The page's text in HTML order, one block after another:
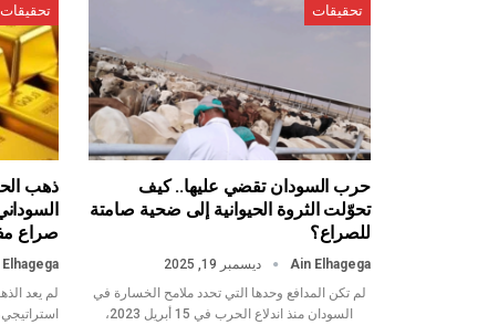
تحقيقات
حرب السودان تقضي عليها.. كيف
تحوّلت الثروة الحيوانية إلى ضحية صامتة
للصراع؟
Ain Elhagega
ديسمبر 19, 2025
لم تكن المدافع وحدها التي تحدد ملامح الخسارة في
السودان منذ اندلاع الحرب في 15 أبريل 2023،
تحقيقات
ذهب
صراع
لم يعد